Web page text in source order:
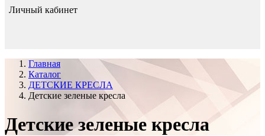
Личный кабинет
Главная
Каталог
ДЕТСКИЕ КРЕСЛА
Детские зеленые кресла
Детские зеленые кресла